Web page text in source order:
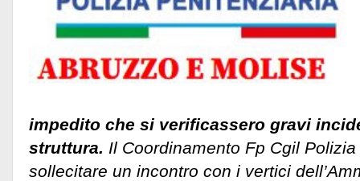
impedito che si verificassero gravi
struttura. Il Coordinamento Fp Cgil
sollecitare un incontro con i vertici